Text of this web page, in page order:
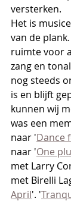
versterken.
Het is
van de
ruimte voor
zang en
nog steeds
is en blijft
kunnen wij
was een
naar 'Dance
naar 'One
met Larry
met Birelli
April'. '